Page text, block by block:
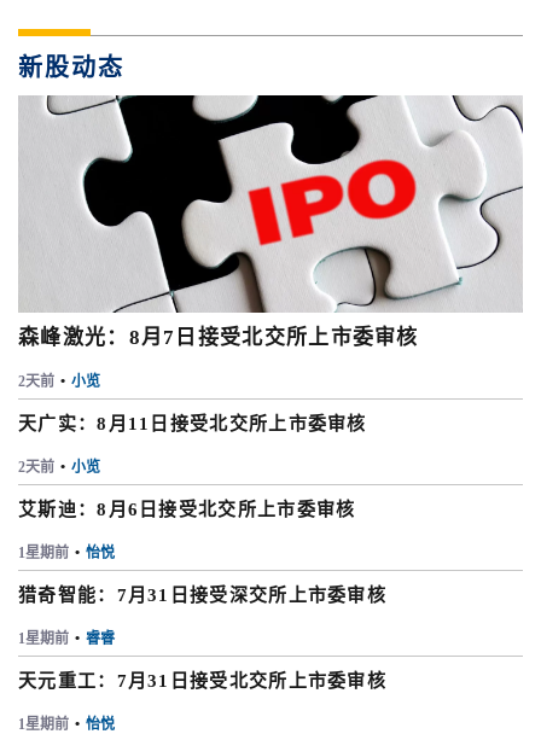
新股动态
森峰激光：8月7日接受北交所上市委审核
2天前 • 小览
天广实：8月11日接受北交所上市委审核
2天前 • 小览
艾斯迪：8月6日接受北交所上市委审核
1星期前 • 怡悦
猎奇智能：7月31日接受深交所上市委审核
1星期前 • 睿睿
天元重工：7月31日接受北交所上市委审核
1星期前 • 怡悦